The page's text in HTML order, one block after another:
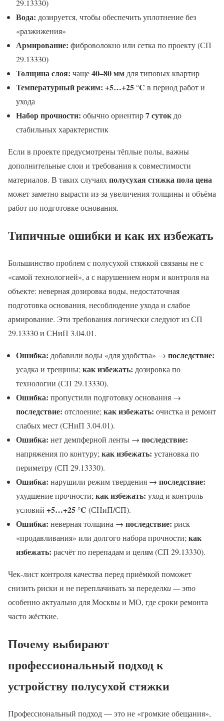
29.13330)
Вода: дозируется, чтобы обеспечить уплотнение без
«разжижения»
Армирование: фиброволокно или сетка по проекту (СП
29.13330)
Толщина слоя: чаще40–80 мм для типовых квартир
Температурный режим: +5…+25 °C в период работ и
ухода
Набор прочности: обычно ориентир7 суток до
стабильных характеристик
Если в проекте предусмотрены тёплые полы, важны
дополнительные слои и требования к совместимости
материалов. В таких случаяхполусухая стяжка пола цена
может заметно вырасти из‑за увеличения толщины и объёма
работ по подготовке основания.
Типичные ошибки и как их избежать
Большинство проблем с полусухой стяжкой связаны не с
«самой технологией», а с нарушением норм и контроля на
объекте: неверная дозировка воды, недостаточная
подготовка основания, несоблюдение ухода и слабое
армирование. Эти требования логически следуют из СП
29.13330 и СНиП 3.04.01.
Ошибка: добавили воды «для удобства» → последствие:
усадка и трещины; как избежать: дозировка по
технологии (СП 29.13330).
Ошибка: пропустили подготовку основания →
последствие: отслоение; как избежать: очистка и ремонт
слабых мест (СНиП 3.04.01).
Ошибка: нет демпферной ленты → последствие:
напряжения по контуру; как избежать: установка по
периметру (СП 29.13330).
Ошибка: нарушили режим твердения → последствие:
ухудшение прочности; как избежать: уход и контроль
условий +5…+25 °C (СНиП/СП).
Ошибка: неверная толщина → последствие: риск
«продавливания» или долгого набора прочности; как
избежать: расчёт по перепадам и целям (СП 29.13330).
Чек‑лист контроля качества перед приёмкой поможет
снизить риски и не переплачивать за переделки — это
особенно актуально для Москвы и МО, где сроки ремонта
часто жёсткие.
Почему выбирают
профессиональный подход к
устройству полусухой стяжки
Профессиональный подход — это не «громкие обещания»,